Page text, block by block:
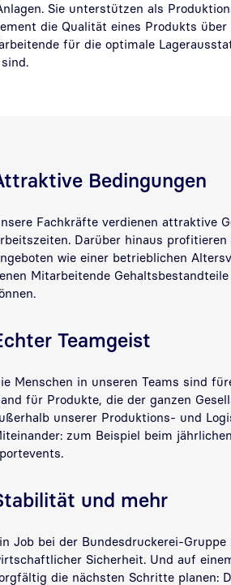
Sie unterstützen als
die Qualität eines Produkts über
für die optimale
Bedingungen
Fachkräfte verdienen attraktive
Darüber hinaus
wie einer betrieblichen
Mitarbeitende
Teamgeist
Menschen in unseren Teams sind
für Produkte, die der ganzen
unserer Produktions- und
zum Beispiel beim
und mehr
Job bei der Bundesdruckerei-
Sicherheit. Und auf
die nächsten Schritte planen: